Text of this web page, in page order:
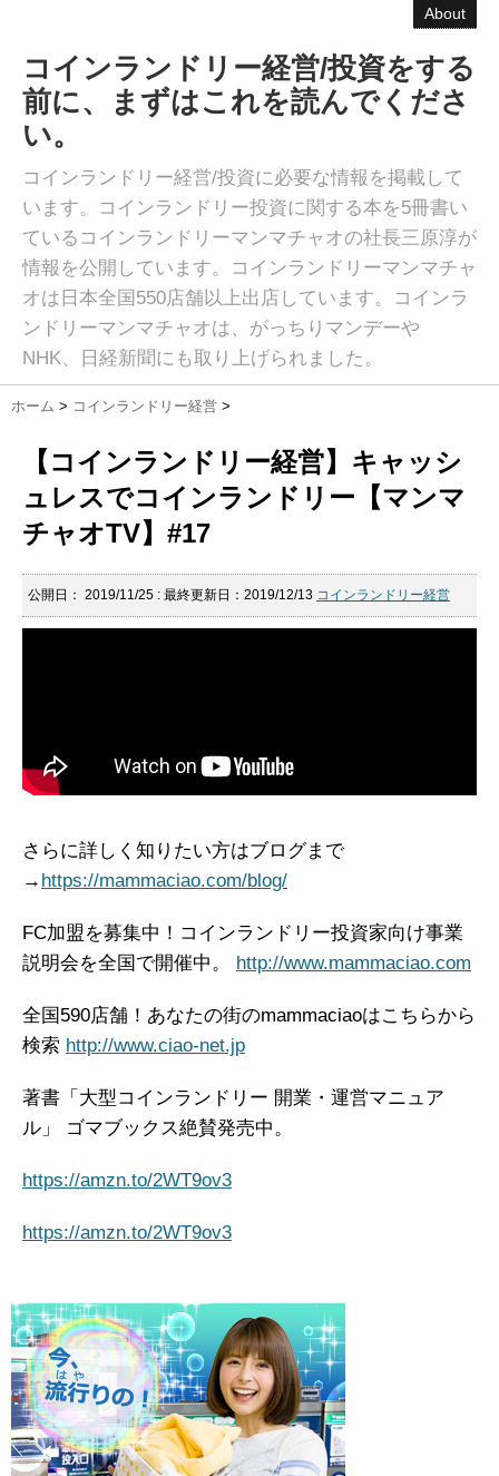
About
コインランドリー経営/投資をする
前に、まずはこれを読んでくださ
い。
コインランドリー経営/投資に必要な情報を掲載して
います。コインランドリー投資に関する本を5冊書い
ているコインランドリーマンマチャオの社長三原淳が
情報を公開しています。コインランドリーマンマチャ
オは日本全国550店舗以上出店しています。コインラ
ンドリーマンマチャオは、がっちりマンデーや
NHK、日経新聞にも取り上げられました。
ホーム > コインランドリー経営 >
【コインランドリー経営】キャッシ
ュレスでコインランドリー【マンマ
チャオTV】#17
公開日： 2019/11/25 : 最終更新日：2019/12/13 コインランドリー経営
さらに詳しく知りたい方はブログまで
→ https://mammaciao.com/blog/
FC加盟を募集中！コインランドリー投資家向け事業
説明会を全国で開催中。 http://www.mammaciao.com
全国590店舗！あなたの街のmammaciaoはこちらから
検索 http://www.ciao-net.jp
著書「大型コインランドリー 開業・運営マニュア
ル」 ゴマブックス絶賛発売中。
https://amzn.to/2WT9ov3
https://amzn.to/2WT9ov3